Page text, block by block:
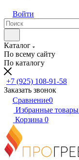
Войти
Каталог
По всему сайту
По каталогу
+7 (925) 108-91-58
Заказать звонок
Сравнение0
Избранные товары
Корзина 0